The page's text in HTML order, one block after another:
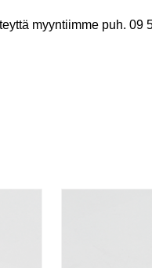
myyntiimme puh. 09